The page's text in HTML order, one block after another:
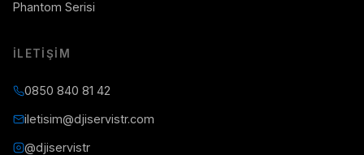
Phantom Serisi
İLETIŞIM
0850 840 81 42
iletisim@djiservistr.com
@djiservistr